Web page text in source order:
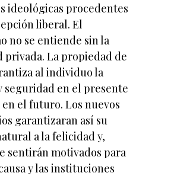
ideológicas procedentes
liberal. El
no se entiende sin la
privada. La propiedad de
al individuo la
seguridad en el presente
el futuro. Los nuevos
garantizaran así su
a la felicidad y,
sentirán motivados para
y las instituciones